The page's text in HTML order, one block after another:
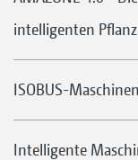
intelligenten
ISOBUS-
Intelligente